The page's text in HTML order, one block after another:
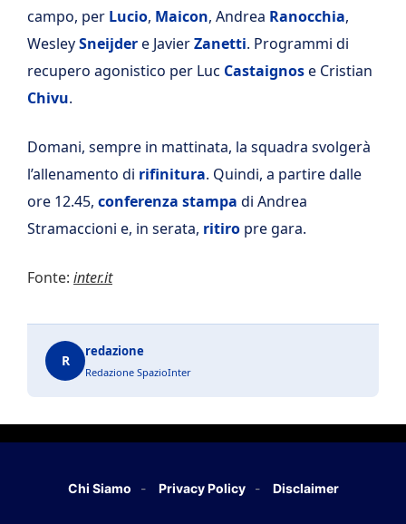
campo, per Lucio, Maicon, Andrea Ranocchia,
WesleySneijdere JavierZanetti. Programmi di
recupero agonistico per Luc Castaignose Cristian
Chivu.
Domani, sempre in mattinata, la squadra svolgerà
l’allenamento di rifinitura. Quindi, a partire dalle
ore 12.45, conferenza stampa di Andrea
Stramaccioni e, in serata, ritiro pre gara.
Fonte: inter.it
R
redazione
Redazione SpazioInter
Chi Siamo Privacy Policy Disclaimer